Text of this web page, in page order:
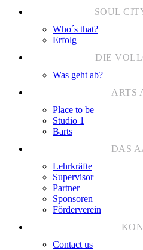
Who´s that?
Erfolg
Was geht ab?
Place to be
Studio 1
Barts
Lehrkräfte
Supervisor
Partner
Sponsoren
Förderverein
Contact us